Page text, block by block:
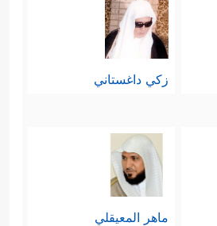
زكي داغستاني
ماهر المعيقلي